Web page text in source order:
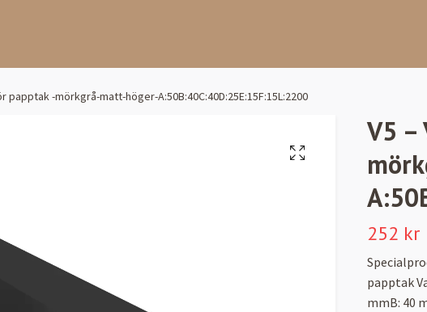
papptak -mörkgrå-matt-höger-A:50B:40C:40D:25E:15F:15L:2200
V5 –
252 kr
papptak
mmB: 40